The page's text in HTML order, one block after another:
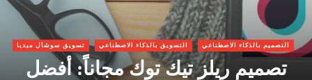
التصميم بالذكاء الاصطناعي التسويق بالذكاء الاصطناعي تسويق سوشال ميديا
تصميم ريلز تيك توك مجاناً: أفضل